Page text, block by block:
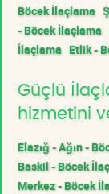
Böcek İlaçlama
- Böcek İlaçlama
İlaçlama Etlik -
Güçlü
hizmetini
Elazığ - Ağın -
Baskil - Böcek
Merkez - Böcek